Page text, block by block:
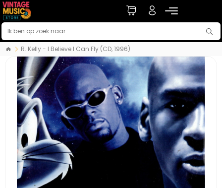
R. Kelly - I Believe I Can Fly (CD, 1996)